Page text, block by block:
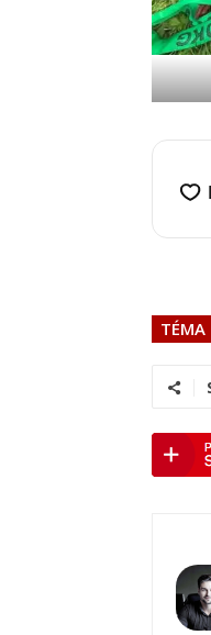
TÉMA